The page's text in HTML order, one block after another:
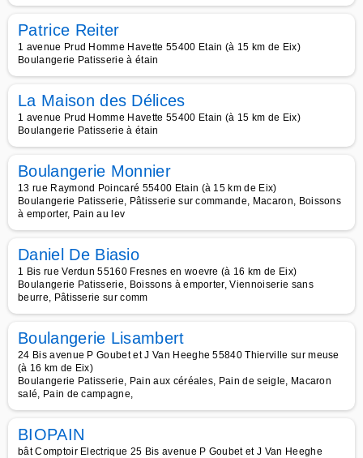
Patrice Reiter
1 avenue Prud Homme Havette 55400 Etain (à 15 km de Eix)
Boulangerie Patisserie à étain
La Maison des Délices
1 avenue Prud Homme Havette 55400 Etain (à 15 km de Eix)
Boulangerie Patisserie à étain
Boulangerie Monnier
13 rue Raymond Poincaré 55400 Etain (à 15 km de Eix)
Boulangerie Patisserie, Pâtisserie sur commande, Macaron, Boissons
à emporter, Pain au lev
Daniel De Biasio
1 Bis rue Verdun 55160 Fresnes en woevre (à 16 km de Eix)
Boulangerie Patisserie, Boissons à emporter, Viennoiserie sans
beurre, Pâtisserie sur comm
Boulangerie Lisambert
24 Bis avenue P Goubet et J Van Heeghe 55840 Thierville sur meuse
(à 16 km de Eix)
Boulangerie Patisserie, Pain aux céréales, Pain de seigle, Macaron
salé, Pain de campagne,
BIOPAIN
bât Comptoir Electrique 25 Bis avenue P Goubet et J Van Heeghe